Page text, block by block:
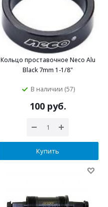
Кольцо проставочное Neco Alu
Black 7mm 1-1/8"
В наличии (57)
100 руб.
Купить